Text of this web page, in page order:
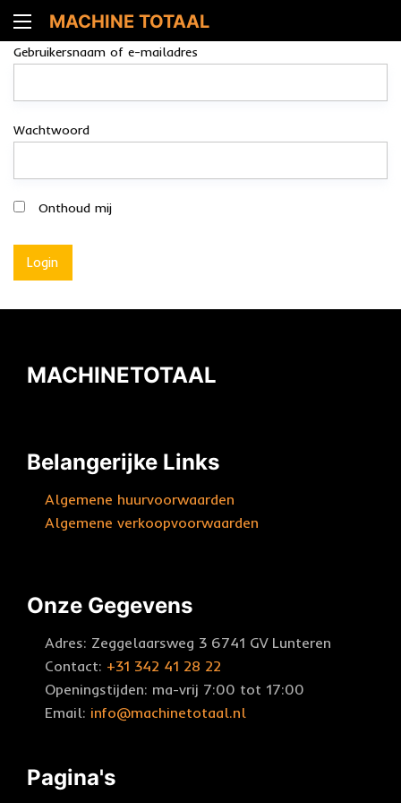
MACHINE TOTAAL
Gebruikersnaam of e-mailadres
Wachtwoord
Onthoud mij
MACHINETOTAAL
Belangerijke Links
Algemene huurvoorwaarden
Algemene verkoopvoorwaarden
Onze Gegevens
Adres: Zeggelaarsweg 3 6741 GV Lunteren
Contact: +31 342 41 28 22
Openingstijden: ma-vrij 7:00 tot 17:00
Email: info@machinetotaal.nl
Pagina's